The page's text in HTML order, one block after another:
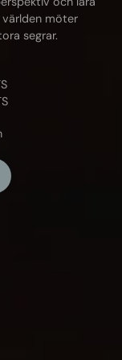
världen möter
segrar.